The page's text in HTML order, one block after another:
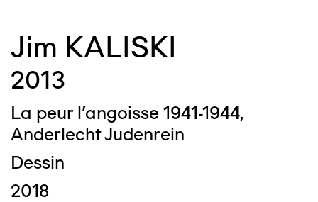
Jim KALISKI
2013
La peur l’angoisse 1941-1944,
Anderlecht Judenrein
Dessin
2018